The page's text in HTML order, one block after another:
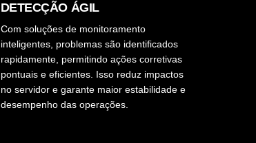
DETECÇÃO ÁGIL
Com soluções de monitoramento
inteligentes, problemas são identificados
rapidamente, permitindo ações corretivas
pontuais e eficientes. Isso reduz impactos
no servidor e garante maior estabilidade e
desempenho das operações.